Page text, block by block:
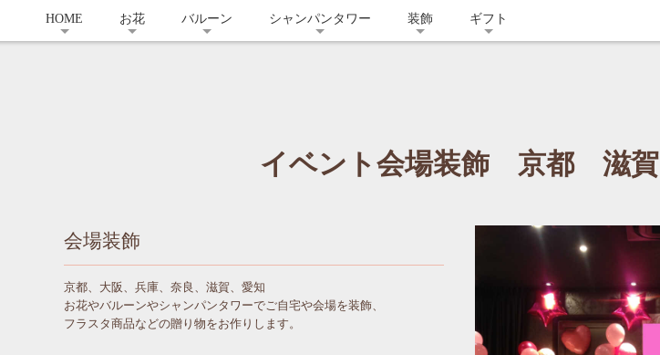
HOME お花 バルーン シャンパンタワー 装飾 ギフト
イベント会場装飾 京都 滋賀
会場装飾
京都、大阪、兵庫、奈良、滋賀、愛知
お花やバルーンやシャンパンタワーでご自宅や会場を装飾、
フラスタ商品などの贈り物をお作りします。